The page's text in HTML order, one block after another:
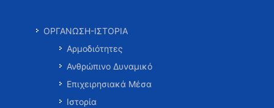
ΟΡΓΑΝΩΣΗ-ΙΣΤΟΡΙΑ
Αρμοδιότητες
Ανθρώπινο Δυναμικό
Επιχειρησιακά Μέσα
Ιστορία